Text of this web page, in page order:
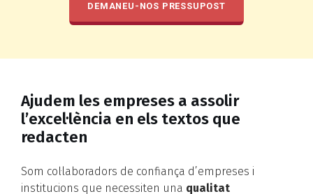
DEMANEU-NOS PRESSUPOST
Ajudem les empreses a assolir
l’excel·lència en els textos que
redacten
Som col·laboradors de confiança d’empreses i
institucions que necessiten una qualitat